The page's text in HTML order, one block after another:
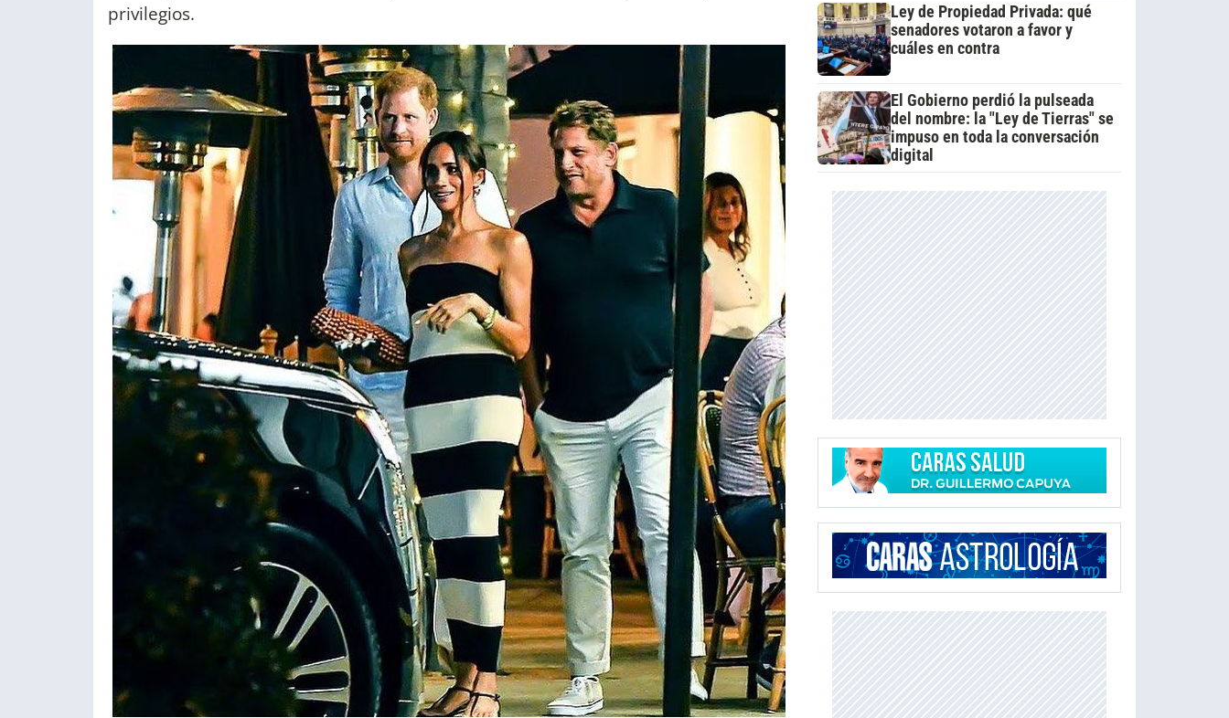
privilegios.
Ley de Propiedad Privada: qué
senadores votaron a favor y
cuáles en contra
El Gobierno perdió la pulseada
del nombre: la "Ley de Tierras" se
impuso en toda la conversación
digital